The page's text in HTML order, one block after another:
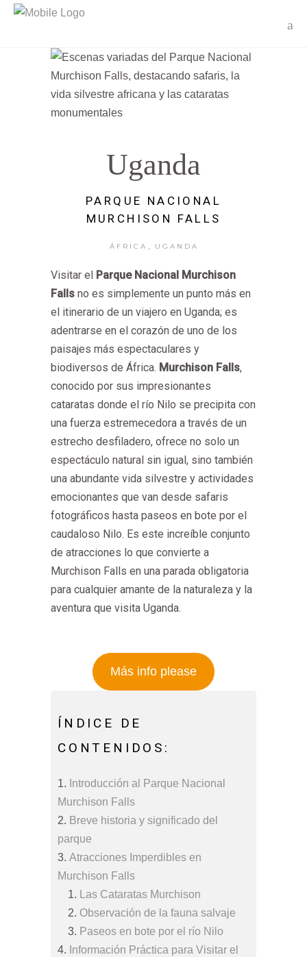
Uganda
PARQUE NACIONAL
MURCHISON FALLS
ÁFRICA UGANDA
Visitar el Parque Nacional Murchison
Falls no es simplemente un punto más en
el itinerario de un viajero en Uganda; es
adentrarse en el corazón de uno de los
paisajes más espectaculares y
biodiversos de África. Murchison Falls,
conocido por sus impresionantes
cataratas donde el río Nilo se precipita con
una fuerza estremecedora a través de un
estrecho desfiladero, ofrece no solo un
espectáculo natural sin igual, sino también
una abundante vida silvestre y actividades
emocionantes que van desde safaris
fotográficos hasta paseos en bote por el
caudaloso Nilo. Es este increíble conjunto
de atracciones lo que convierte a
Murchison Falls en una parada obligatoria
para cualquier amante de la naturaleza y la
aventura que visita Uganda.
Más info please
ÍNDICE DE
CONTENIDOS:
Introducción al Parque Nacional
Murchison Falls
Breve historia y significado del
parque
Atracciones Imperdibles en
Murchison Falls
Las Cataratas Murchison
Observación de la fauna salvaje
Paseos en bote por el río Nilo
Información Práctica para Visitar el